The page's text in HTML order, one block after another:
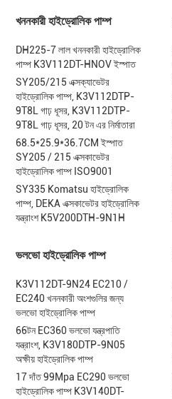
খননকারী হাইড্রোলিক পাম্প
DH225-7 লাল খননকারী হাইড্রোলিক
পাম্প K3V112DT-HNOV ইস্পাত
SY205/215 এক্সক্যাভেটর
হাইড্রোলিক পাম্প, K3V112DTP-
9T8L গাঢ় ধূসর, K3V112DTP-
9T8L গাঢ় ধূসর, 20 টন এর নির্মাতারা
68.5*25.9*36.7CM ইস্পাত
SY205 / 215 এক্সকাভেটর
হাইড্রোলিক পাম্প ISO9001
SY335 Komatsu হাইড্রোলিক
পাম্প, DEKA এক্সকাভেটর হাইড্রোলিক
যন্ত্রাংশ K5V200DTH-9N1H
ভলভো হাইড্রোলিক পাম্প
K3V112DT-9N24 EC210 /
EC240 খননকারী অংশগুলির জন্য
ভলভো হাইড্রোলিক পাম্প
66টন EC360 ভলভো যন্ত্রপাতি
যন্ত্রাংশ, K3V180DTP-9N05
অক্ষীয় হাইড্রোলিক পাম্প
17 দাঁত 99Mpa EC290 ভলভো
হাইড্রোলিক পাম্প K3V140DT-